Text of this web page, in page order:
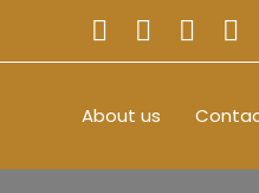
About us